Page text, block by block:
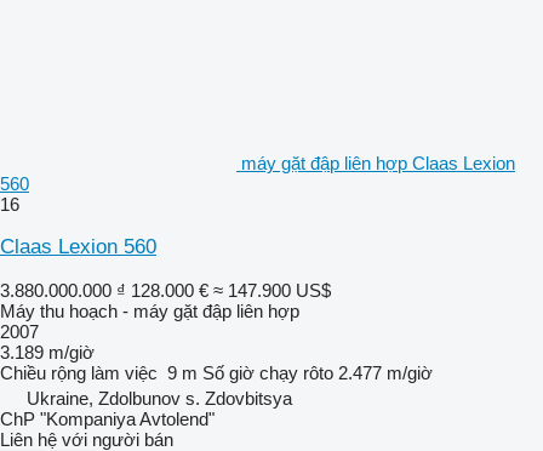
máy gặt đập liên hợp Claas Lexion
560
16
Claas Lexion 560
3.880.000.000 ₫ 128.000 € ≈ 147.900 US$
Máy thu hoạch - máy gặt đập liên hợp
2007
3.189 m/giờ
Chiều rộng làm việc 9 m Số giờ chạy rôto 2.477 m/giờ
Ukraine, Zdolbunov s. Zdovbitsya
ChP "Kompaniya Avtolend"
Liên hệ với người bán